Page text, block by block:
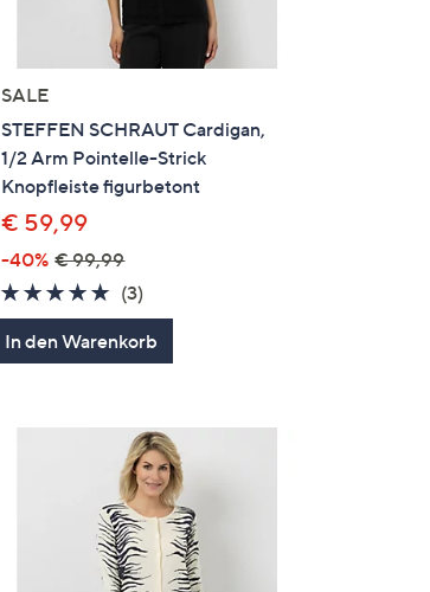
SALE
STEFFEN SCHRAUT Cardigan,
1/2 Arm Pointelle-Strick
Knopfleiste figurbetont
€ 59,99
-40% € 99,99
5.0
von
5
(3)
Bewertungen
In den Warenkorb